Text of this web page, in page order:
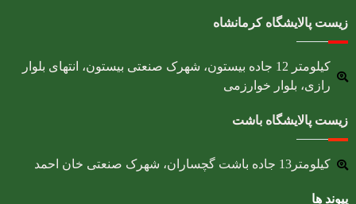
زیست پالایشگاه کرمانشاه
کیلومتر 12 جاده بیستون، شهرک صنعتی بیستون، انتهای بلوار
رازی، بلوار خوارزمی
زیست پالایشگاه باشت
کیلومتر13 جاده باشت گچساران، شهرک صنعتی خان احمد
پیوند ها